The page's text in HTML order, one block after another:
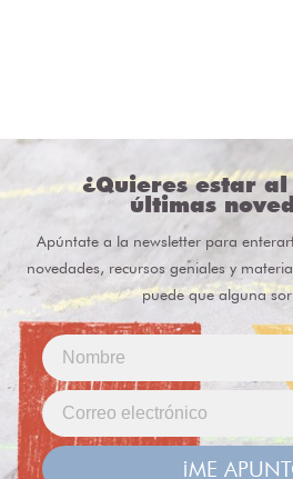
¿Quieres estar
últimas
Apúntate a la newsletter para
novedades, recursos geniales y
puede que alguna
¡ME